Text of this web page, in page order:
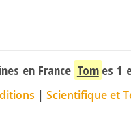
en France Tom es 1
| Scientifique et